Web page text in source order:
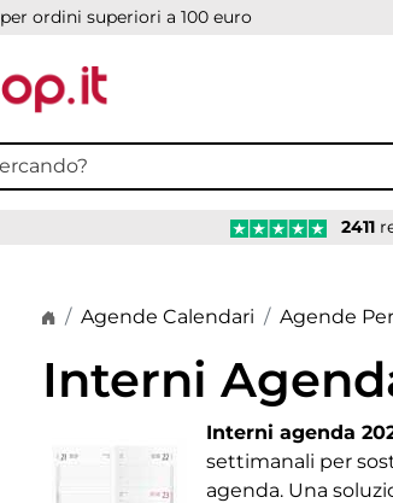
per ordini superiori a 100 euro
2411
Home page
Agende Calendari Agende
Interni
Interni agenda
settimanali per
agenda. Una